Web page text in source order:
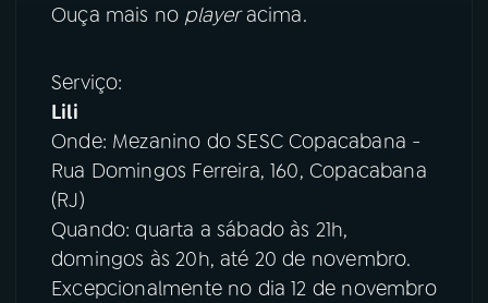
Ouça mais no playeracima.
Serviço:
Lili
Onde: Mezanino do SESC Copacabana -
Rua Domingos Ferreira, 160, Copacabana
(RJ)
Quando: quarta a sábado às 21h,
domingos às 20h, até 20 de novembro.
Excepcionalmente no dia 12 de novembro